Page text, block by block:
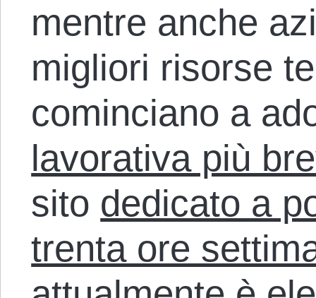
mentre anche
migliori risorse
cominciano a
lavorativa più
sito dedicato a
trenta ore